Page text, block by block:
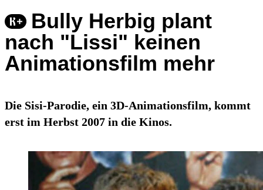
Bully Herbig plant
nach "Lissi" keinen
Animationsfilm mehr
Die Sisi-Parodie, ein 3D-Animationsfilm, kommt
erst im Herbst 2007 in die Kinos.